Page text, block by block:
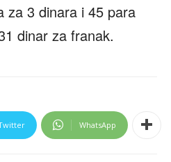
za 3 dinara i 45 para
dinar za franak.
WhatsApp